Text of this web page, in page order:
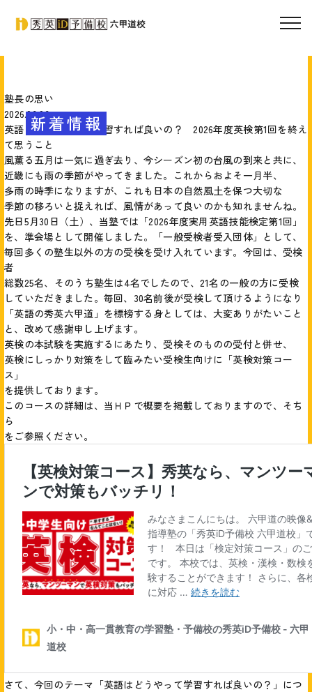
新着情報
塾長の思い
2026.06.06
英語ってどうやって学習すれば良いの？ 2026年度英検第1回を終え
て思うこと
風薫る五月は一気に過ぎ去り、今シーズン初の台風の到来と共に、
近畿にも雨の季節がやってきました。これからおよそ一月半、
多雨の時季になりますが、これも日本の自然風土を保つ大切な
季節の移ろいと捉えれば、風情があって良いのかも知れませんね。
先日5月30日（土）、当塾では「2026年度実用英語技能検定第1回」
を、準会場として開催しました。「一般受検者受入団体」として、
毎回多くの塾生以外の方の受検を受け入れています。今回は、受検
者
総数25名、そのうち塾生は4名でしたので、21名の一般の方に受検
していただきました。毎回、30名前後が受検して頂けるようになり
「英語の秀英六甲道」を標榜する身としては、大変ありがたいこと
と、改めて感謝申し上げます。
英検の本試験を実施するにあたり、受検そのものの受付と併せ、
英検にしっかり対策をして臨みたい受検生向けに「英検対策コー
ス」
を提供しております。
このコースの詳細は、当ＨＰで概要を掲載しておりますので、そち
ら
をご参照ください。
さて、今回のテーマ「英語はどうやって学習すれば良いの？」につ